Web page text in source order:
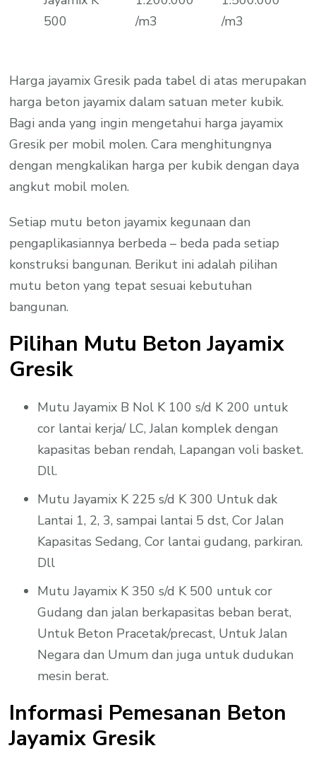
500
/m3
/m3
Harga jayamix Gresik pada tabel di atas merupakan
harga beton jayamix dalam satuan meter kubik.
Bagi anda yang ingin mengetahui harga jayamix
Gresik per mobil molen. Cara menghitungnya
dengan mengkalikan harga per kubik dengan daya
angkut mobil molen.
Setiap mutu beton jayamix kegunaan dan
pengaplikasiannya berbeda – beda pada setiap
konstruksi bangunan. Berikut ini adalah pilihan
mutu beton yang tepat sesuai kebutuhan
bangunan.
Pilihan Mutu Beton Jayamix
Gresik
Mutu Jayamix B Nol K 100 s/d K 200 untuk
cor lantai kerja/ LC, Jalan komplek dengan
kapasitas beban rendah, Lapangan voli basket.
Dll.
Mutu Jayamix K 225 s/d K 300 Untuk dak
Lantai 1, 2, 3, sampai lantai 5 dst, Cor Jalan
Kapasitas Sedang, Cor lantai gudang, parkiran.
Dll
Mutu Jayamix K 350 s/d K 500 untuk cor
Gudang dan jalan berkapasitas beban berat,
Untuk Beton Pracetak/precast, Untuk Jalan
Negara dan Umum dan juga untuk dudukan
mesin berat.
Informasi Pemesanan Beton
Jayamix Gresik